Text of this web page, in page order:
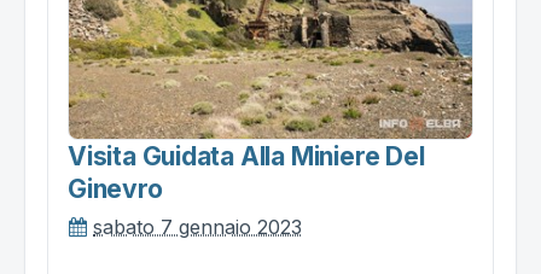
Visita Guidata Alla Miniere Del
Ginevro
sabato 7 gennaio 2023